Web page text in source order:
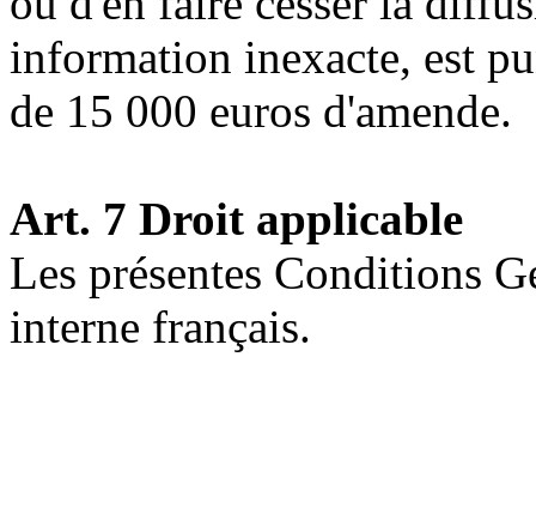
information inexacte, est
de 15 000 euros d'amende.
Art. 7 Droit applicable
Les présentes Conditions
interne français.